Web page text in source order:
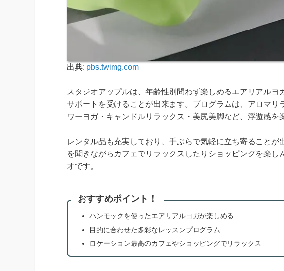
出典: pbs.twimg.com
スタジオアップルは、年齢性別問わず楽しめるエアリアル
サポートを受けることが出来ます。プログラムは、アロマリ
ワーヨガ・キャンドルリラックス・美尻美脚など、浮遊感を
レンタル品も充実しており、手ぶらで気軽に立ち寄ること
を聞きながらカフェでリラックスしたりショッピングを楽
オです。
おすすめポイント！
ハンモックを使ったエアリアルヨガが楽しめる
目的に合わせた多彩なレッスンプログラム
ロケーション最高のカフェやショッピングでリラックス